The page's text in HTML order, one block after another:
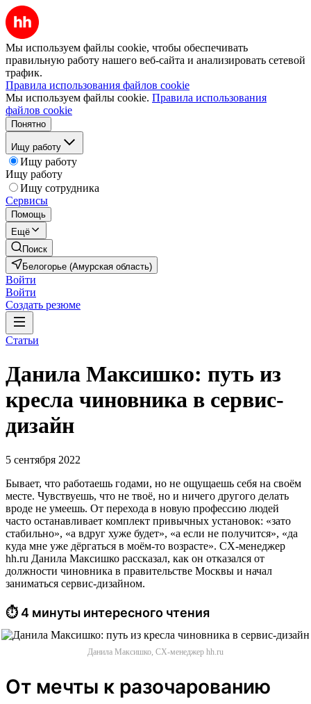
Мы используем файлы cookie, чтобы обеспечивать
правильную работу нашего веб-сайта и анализировать сетевой
трафик.
Правила использования файлов cookie
Мы используем файлы cookie. Правила использования
файлов cookie
Понятно
Ищу работу
Ищу работу
Ищу работу
Ищу сотрудника
Сервисы
Помощь
Ещё
Поиск
Белогорье (Амурская область)
Войти
Войти
Создать резюме
Статьи
Данила Максишко: путь из
кресла чиновника в сервис-
дизайн
5 сентября 2022
Бывает, что работаешь годами, но не ощущаешь себя на своём
месте. Чувствуешь, что не твоё, но и ничего другого делать
вроде не умеешь. От перехода в новую профессию людей
часто останавливает комплект привычных установок: «зато
стабильно», «а вдруг хуже будет», «а если не получится», «да
куда мне уже дёргаться в моём-то возрасте». CX-менеджер
hh.ru Данила Максишко рассказал, как он отказался от
должности чиновника в правительстве Москвы и начал
заниматься сервис-дизайном.
⏱ 4 минуты интересного чтения
Данила Максишко, CX-менеджер hh.ru
От мечты к разочарованию